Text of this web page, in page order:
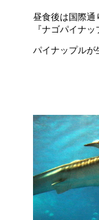
昼食後は国際通
『ナゴパイナッ
パイナップルが